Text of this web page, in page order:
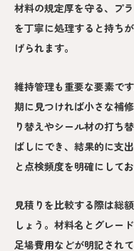
材料の規定厚を守る、プ
を丁寧に処理すると持ち
げられます。
維持管理も重要な要素で
期に見つければ小さな補
り替えやシール材の打ち
ばしにでき、結果的に支
と点検頻度を明確にして
見積りを比較する際は総
しょう。材料名とグレー
足場費用などが明記され